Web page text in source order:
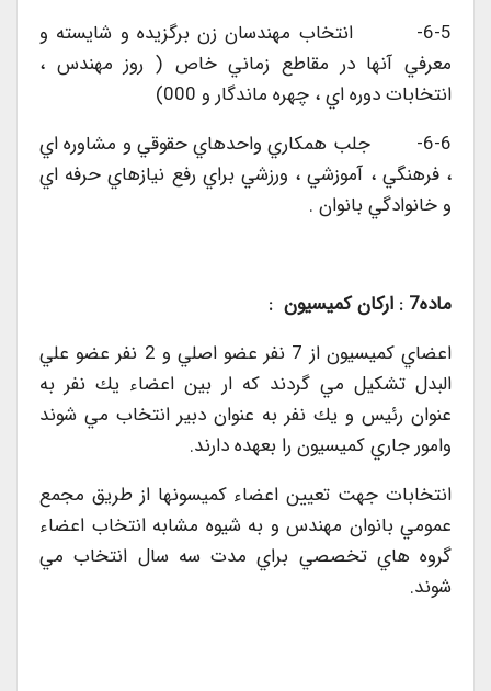
6-5- انتخاب مهندسان زن برگزيده و شايسته و
معرفي آنها در مقاطع زماني خاص ( روز مهندس ،
انتخابات دوره اي ، چهره ماندگار و 000)
6-6- جلب همكاري واحدهاي حقوقي و مشاوره اي
، فرهنگي ، آموزشي ، ورزشي براي رفع نيازهاي حرفه اي
و خانوادگي بانوان .
ماده7 : اركان كميسيون :
اعضاي كميسيون از 7 نفر عضو اصلي و 2 نفر عضو علي
البدل تشكيل مي گردند كه ار بين اعضاء يك نفر به
عنوان رئيس و يك نفر به عنوان دبير انتخاب مي شوند
وامور جاري كميسيون را بعهده دارند.
انتخابات جهت تعيين اعضاء كميسونها از طريق مجمع
عمومي بانوان مهندس و به شيوه مشابه انتخاب اعضاء
گروه هاي تخصصي براي مدت سه سال انتخاب مي
شوند.